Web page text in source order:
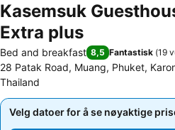
Kasemsuk
Extra plus
Bed and breakfast 8,5 Fantastisk (19
28 Patak Road, Muang, Phuket,
Thailand
Velg datoer for å se nøyaktige
Velg datoer for å se nøyaktige